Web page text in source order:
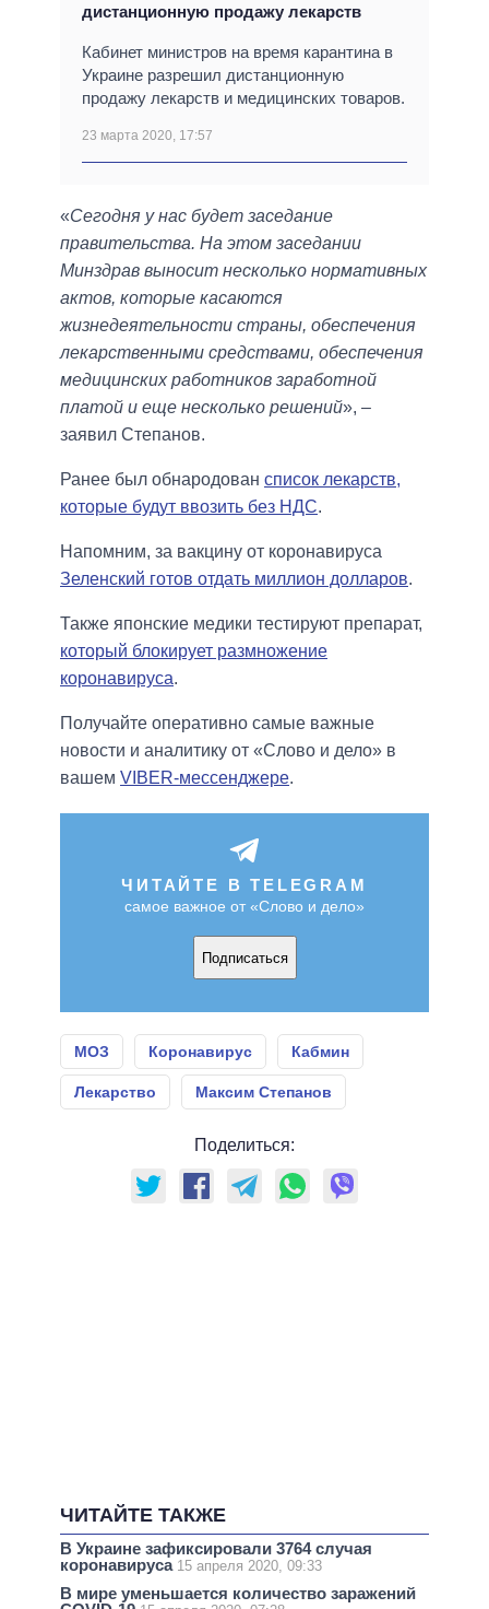
дистанционную продажу лекарств
Кабинет министров на время карантина в
Украине разрешил дистанционную
продажу лекарств и медицинских товаров.
23 марта 2020, 17:57
«Сегодня у нас будет заседание
правительства. На этом заседании
Минздрав выносит несколько нормативных
актов, которые касаются
жизнедеятельности страны, обеспечения
лекарственными средствами, обеспечения
медицинских работников заработной
платой и еще несколько решений», –
заявил Степанов.
Ранее был обнародован список лекарств,
которые будут ввозить без НДС.
Напомним, за вакцину от коронавируса
Зеленский готов отдать миллион долларов.
Также японские медики тестируют препарат,
который блокирует размножение
коронавируса.
Получайте оперативно самые важные
новости и аналитику от «Слово и дело» в
вашем VIBER-мессенджере.
ЧИТАЙТЕ В TELEGRAM
самое важное от «Слово и дело»
Подписаться
МОЗ Коронавирус Кабмин
Лекарство Максим Степанов
Поделиться:
ЧИТАЙТЕ ТАКЖЕ
В Украине зафиксировали 3764 случая
коронавируса 15 апреля 2020, 09:33
В мире уменьшается количество заражений